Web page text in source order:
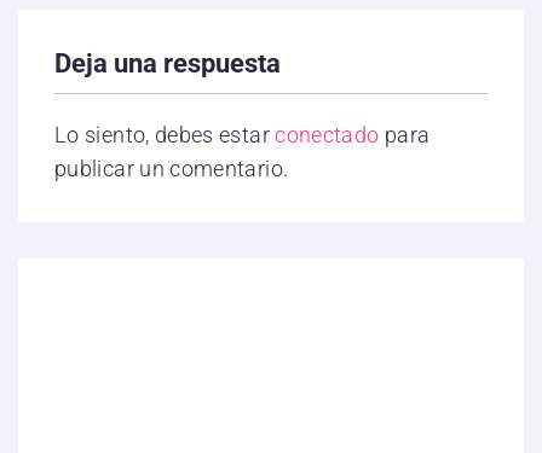
Deja una respuesta
Lo siento, debes estarconectado para
publicar un comentario.